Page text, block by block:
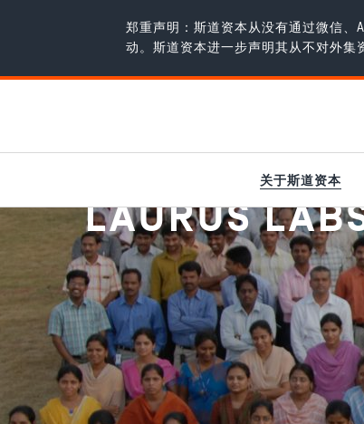
郑重声明：斯道资本从没有通过微信、
动。斯道资本进一步声明其从不对外集
关于斯道资本
LAURUS